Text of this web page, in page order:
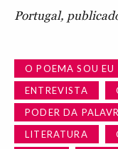
Portugal,
O POEMA SOU EU
ENTREVISTA
PODER DA
LITERATURA